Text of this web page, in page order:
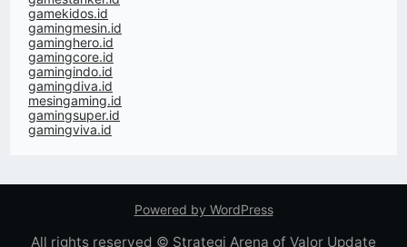
gamekidos.id
gamingmesin.id
gaminghero.id
gamingcore.id
gamingindo.id
gamingdiva.id
mesingaming.id
gamingsuper.id
gamingviva.id
Powered by WordPress
All rights reserved © Strategi Arena of Valor Update